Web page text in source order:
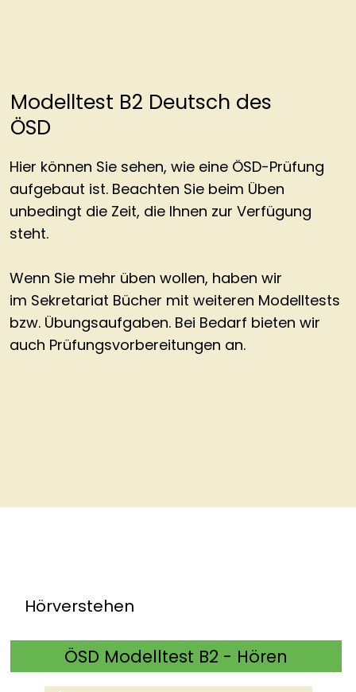
Modelltest B2 Deutsch des
ÖSD
Hier können Sie sehen, wie eine ÖSD-Prüfung
aufgebaut ist. Beachten Sie beim Üben
unbedingt die Zeit, die Ihnen zur Verfügung
steht.
Wenn Sie mehr üben wollen, haben wir
im Sekretariat Bücher mit weiteren Modelltests
bzw. Übungsaufgaben. Bei Bedarf bieten wir
auch Prüfungsvorbereitungen an.
Hörverstehen
ÖSD Modelltest B2 - Hören